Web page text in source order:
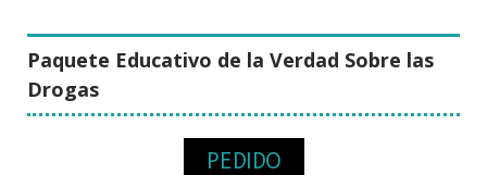
Paquete Educativo de la Verdad Sobre las
Drogas
PEDIDO